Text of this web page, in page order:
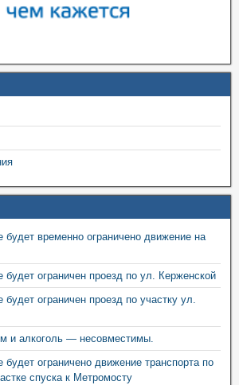
временно ограничено движение на
ограничен проезд по ул. Керженской
ограничен проезд по участку ул.
и алкоголь — несовместимы.
ограничено движение транспорта по
спуска к Метромосту